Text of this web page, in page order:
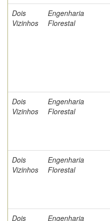
Dois
Vizinhos
Engenharia
Florestal
Dois
Vizinhos
Engenharia
Florestal
Dois
Vizinhos
Engenharia
Florestal
Dois
Engenharia